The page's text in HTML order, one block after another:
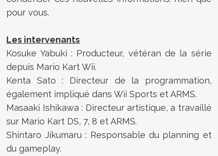
pour vous.
Les intervenants
Kosuke Yabuki : Producteur, vétéran de la série
depuis Mario Kart Wii.
Kenta Sato : Directeur de la programmation,
également impliqué dans Wii Sports et ARMS.
Masaaki Ishikawa : Directeur artistique, a travaillé
sur Mario Kart DS, 7, 8 et ARMS.
Shintaro Jikumaru : Responsable du planning et
du gameplay.